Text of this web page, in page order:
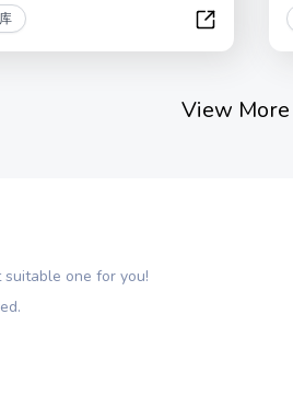
险人的展业指南 50个
View More
one for you!